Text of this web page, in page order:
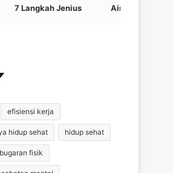
7 Langkah Jenius Airdrop Crypto
efisiensi kerja
hidup sehat hidup sehat
fisik